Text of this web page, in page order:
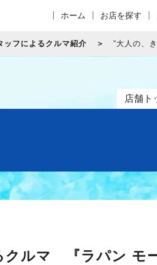
ホーム お店を探す
ッフによるクルマ紹介 “大人の、
店舗ト
クルマ 『ラパン モ